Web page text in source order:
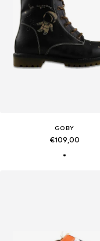
GOBY
€109,00